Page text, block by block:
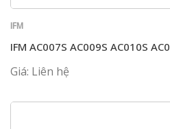
IFM
IFM AC007S AC009S AC010S
Giá: Liên hệ